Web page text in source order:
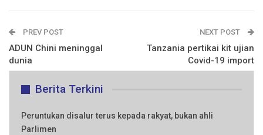
PREV POST
ADUN Chini meninggal
dunia
NEXT POST
Tanzania pertikai kit ujian
Covid-19 import
Berita Terkini
Peruntukan disalur terus kepada rakyat, bukan ahli
Parlimen